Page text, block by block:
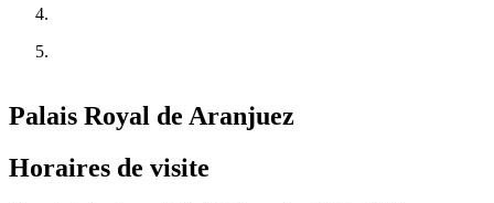
Palais Royal de Aranjuez
Horaires de visite